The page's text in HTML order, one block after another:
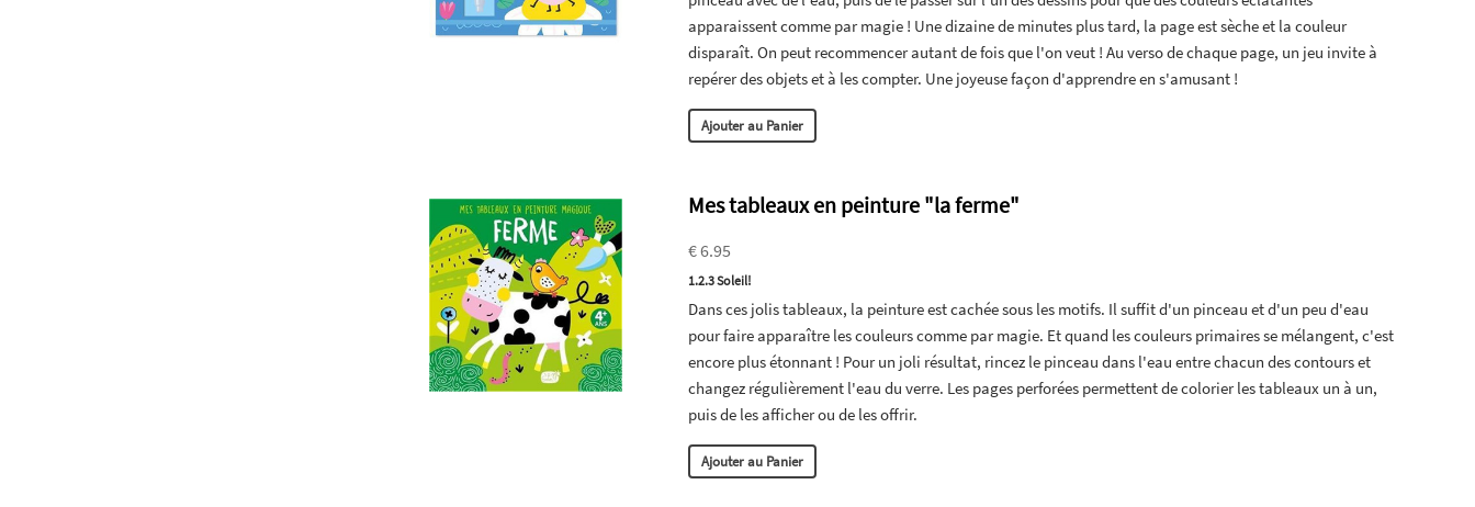
apparaissent comme par magie ! Une dizaine de minutes plus tard, la page est sèche et la couleur
disparaît. On peut recommencer autant de fois que l'on veut ! Au verso de chaque page, un jeu invite à
repérer des objets et à les compter. Une joyeuse façon d'apprendre en s'amusant !
Ajouter au Panier
Mes tableaux en peinture "la ferme"
€ 6.95
1.2.3 Soleil!
Dans ces jolis tableaux, la peinture est cachée sous les motifs. Il suffit d'un pinceau et d'un peu d'eau
pour faire apparaître les couleurs comme par magie. Et quand les couleurs primaires se mélangent, c'est
encore plus étonnant ! Pour un joli résultat, rincez le pinceau dans l'eau entre chacun des contours et
changez régulièrement l'eau du verre. Les pages perforées permettent de colorier les tableaux un à un,
puis de les afficher ou de les offrir.
Ajouter au Panier